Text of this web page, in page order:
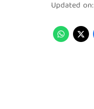
Updated on: